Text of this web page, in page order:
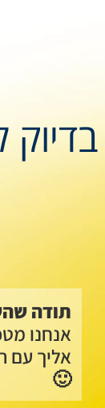
תודה
אנחנו
אליך עם
🙂